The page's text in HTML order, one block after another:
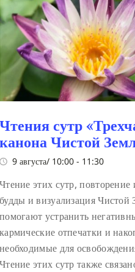
Чтения сутр
канона Чистой
9 августа/ 10:00- 11:30
Чтение этих сутр, повторение
будды и визуализация Чистой
помогают устранить
кармические отпечатки и
необходимые для
Чтение этих сутр также